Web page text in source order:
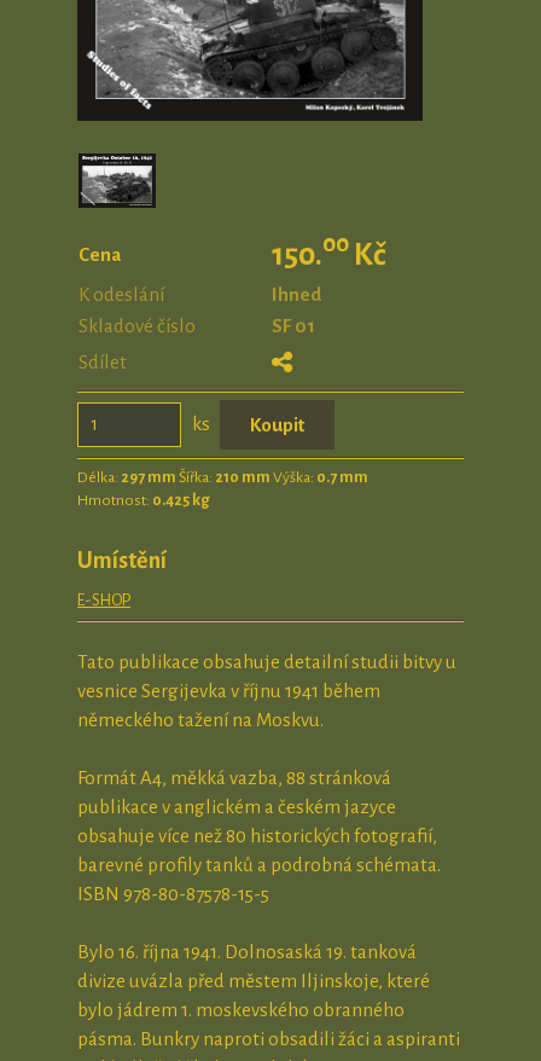
Cena 150.00 Kč
K odeslání
Ihned
Skladové číslo
SF 01
Sdílet
ks
Délka: 297 mm Šířka: 210 mm Výška: 0.7 mm
Hmotnost: 0.425 kg
Umístění
E-SHOP
Tato publikace obsahuje detailní studii bitvy u
vesnice Sergijevka v říjnu 1941 během
německého tažení na Moskvu.
Formát A4, měkká vazba, 88 stránková
publikace v anglickém a českém jazyce
obsahuje více než 80 historických fotografií,
barevné profily tanků a podrobná schémata.
ISBN 978-80-87578-15-5
Bylo 16. října 1941. Dolnosaská 19. tanková
divize uvázla před městem Iljinskoje, které
bylo jádrem 1. moskevského obranného
pásma. Bunkry naproti obsadili žáci a aspiranti